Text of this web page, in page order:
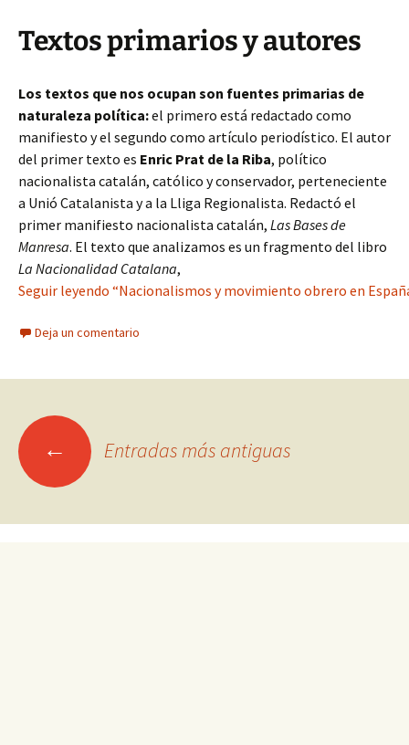
Textos primarios y autores
Los textos que nos ocupan son fuentes primarias de
naturaleza política:el primero está redactado como
manifiesto y el segundo como artículo periodístico. El autor
del primer texto es Enric Prat de la Riba, político
nacionalista catalán, católico y conservador, perteneciente
a Unió Catalanista y a la Lliga Regionalista. Redactó el
primer manifiesto nacionalista catalán, Las Bases de
Manresa. El texto que analizamos es un fragmento del libro
La Nacionalidad Catalana,
Seguir leyendo “Nacionalismos y movimiento obrero en
Deja un comentario
Ir ← Entradas más antiguas